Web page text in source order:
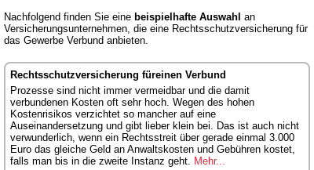
Nachfolgend finden Sie eine beispielhafte Auswahl an
Versicherungsunternehmen, die eine Rechtsschutzversicherung für
das Gewerbe Verbund anbieten.
Rechtsschutzversicherung füreinen Verbund
Prozesse sind nicht immer vermeidbar und die damit
verbundenen Kosten oft sehr hoch. Wegen des hohen
Kostenrisikos verzichtet so mancher auf eine
Auseinandersetzung und gibt lieber klein bei. Das ist auch nicht
verwunderlich, wenn ein Rechtsstreit über gerade einmal 3.000
Euro das gleiche Geld an Anwaltskosten und Gebühren kostet,
falls man bis in die zweite Instanz geht. Mehr...